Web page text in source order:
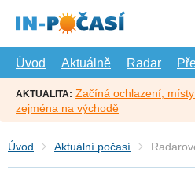
hlavní
Úvod
Aktuálně Radar
AKTUALITA: Začíná ochlazení,
zejména na východě
Úvod Aktuální počasí